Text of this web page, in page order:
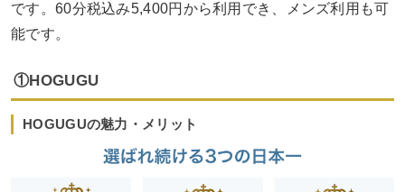
です。60分税込み5,400円から利用でき、メンズ利用も可
能です。
①HOGUGU
HOGUGUの魅力・メリット